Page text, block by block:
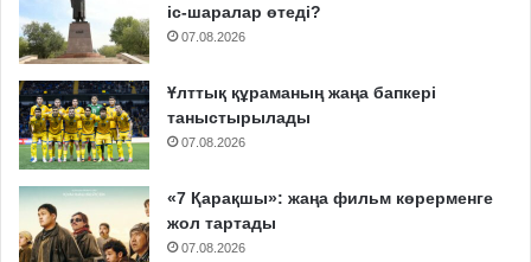
іс-шаралар өтеді?
07.08.2026
Ұлттық құраманың жаңа бапкері
таныстырылады
07.08.2026
«7 Қарақшы»: жаңа фильм көрерменге
жол тартады
07.08.2026